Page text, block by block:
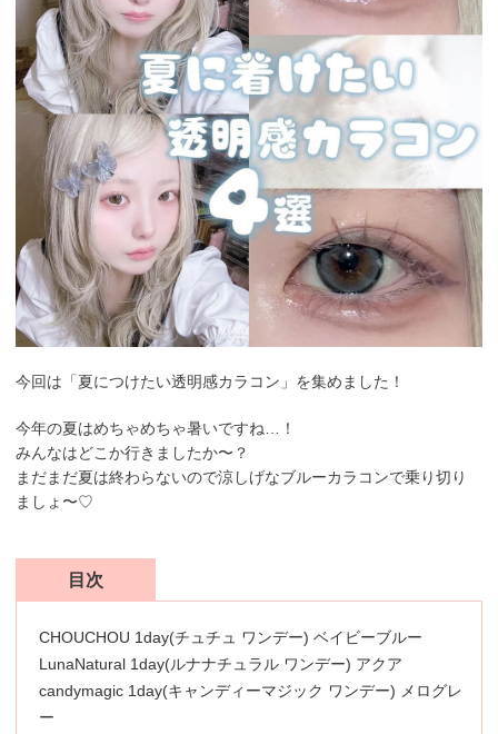
今回は「夏につけたい透明感カラコン」を集めました！
今年の夏はめちゃめちゃ暑いですね…！
みんなはどこか行きましたか〜？
まだまだ夏は終わらないので涼しげなブルーカラコンで乗り切り
ましょ〜♡
目次
CHOUCHOU 1day(チュチュ ワンデー) ベイビーブルー
LunaNatural 1day(ルナナチュラル ワンデー) アクア
candymagic 1day(キャンディーマジック ワンデー) メログレ
ー